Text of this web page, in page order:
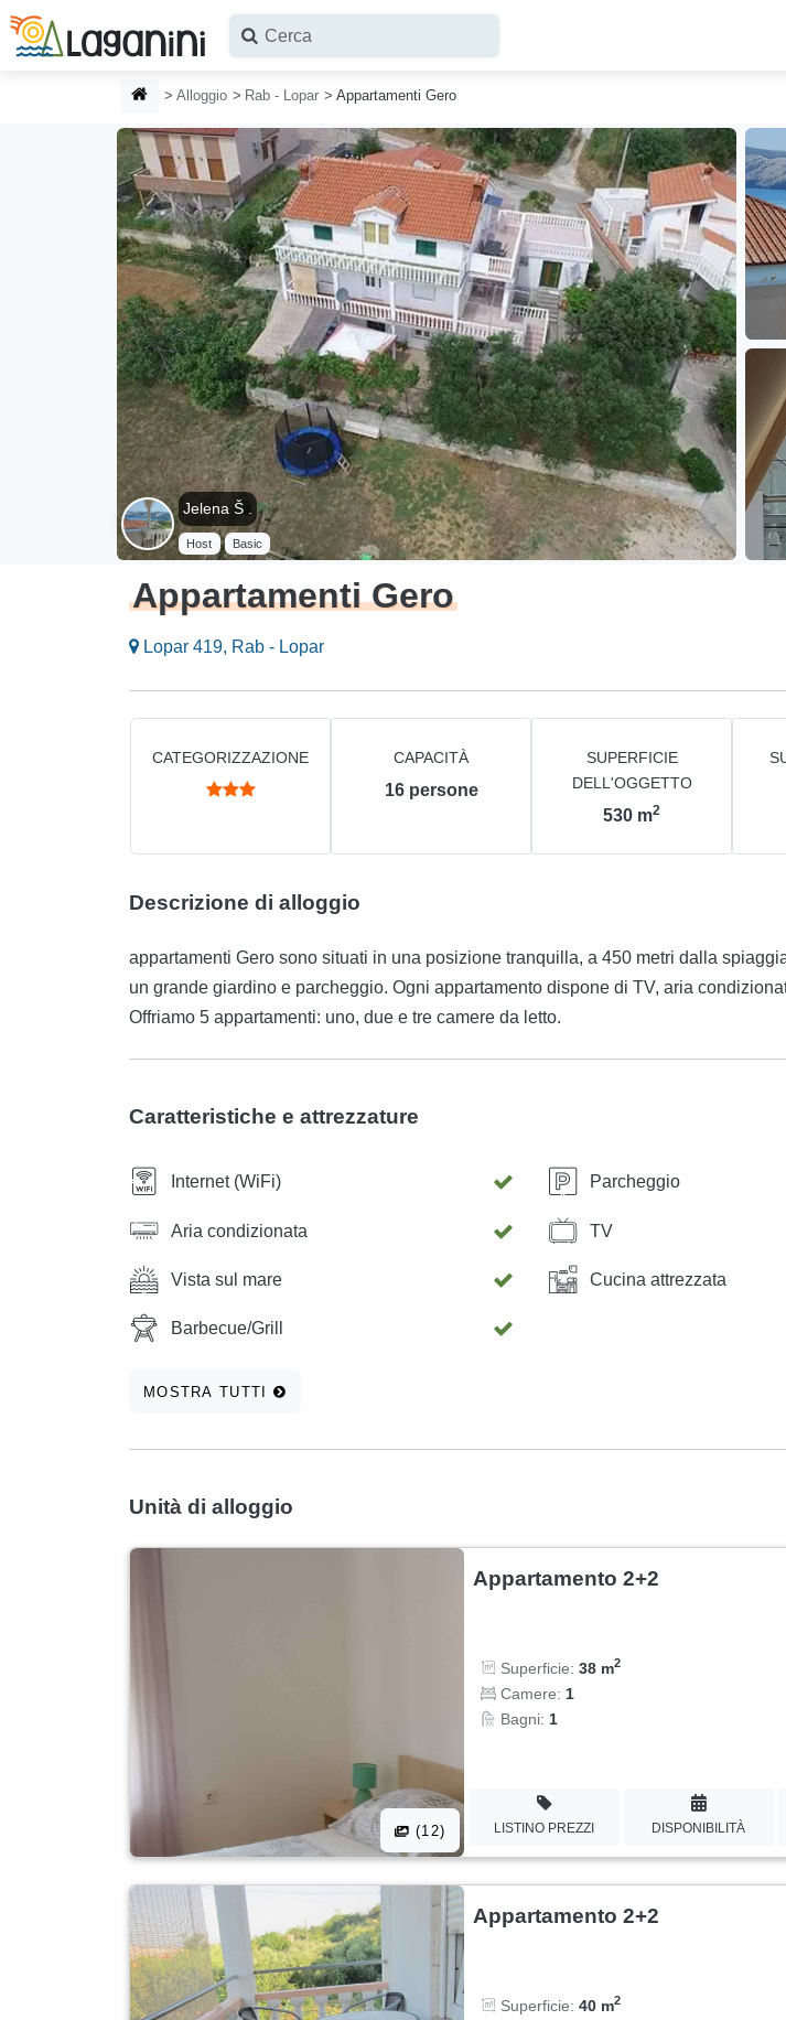
Vai al contenuto principale
HOMEPAGE
Alloggio Rab - Lopar Appartamenti Gero
Jelena Š .
Host Basic
Appartamenti Gero
Lopar 419, Rab - Lopar
CATEGORIZZAZIONE CAPACITÀ
16 persone
SUPERFICIE
DELL'OGGETTO
530 m2
Descrizione di alloggio
appartamenti Gero sono situati in una posizione tranquilla, a 450 metri dalla
un grande giardino e parcheggio. Ogni appartamento dispone di TV, aria
Offriamo 5 appartamenti: uno, due e tre camere da letto.
Caratteristiche e attrezzature
Internet (WiFi) Parcheggio
Aria condizionata TV
Vista sul mare Cucina attrezzata
Barbecue/Grill
MOSTRA TUTTI
Unità di alloggio
(12)
Appartamento 2+2
Superficie:38 m2
Camere: 1
Bagni: 1
LISTINO PREZZI DISPONIBILITÀ
Appartamento 2+2
Superficie:40 m2